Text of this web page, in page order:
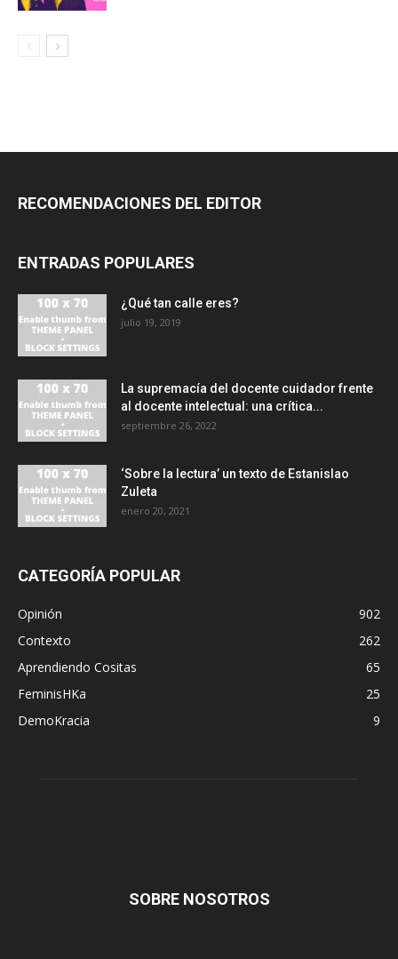
RECOMENDACIONES DEL EDITOR
ENTRADAS POPULARES
¿Qué tan calle eres?
julio 19, 2019
La supremacía del docente cuidador frente
al docente intelectual: una crítica...
septiembre 26, 2022
‘Sobre la lectura’ un texto de Estanislao
Zuleta
enero 20, 2021
CATEGORÍA POPULAR
Opinión
902
Contexto
262
Aprendiendo Cositas
65
FeminisHKa
25
DemoKracia
9
SOBRE NOSOTROS